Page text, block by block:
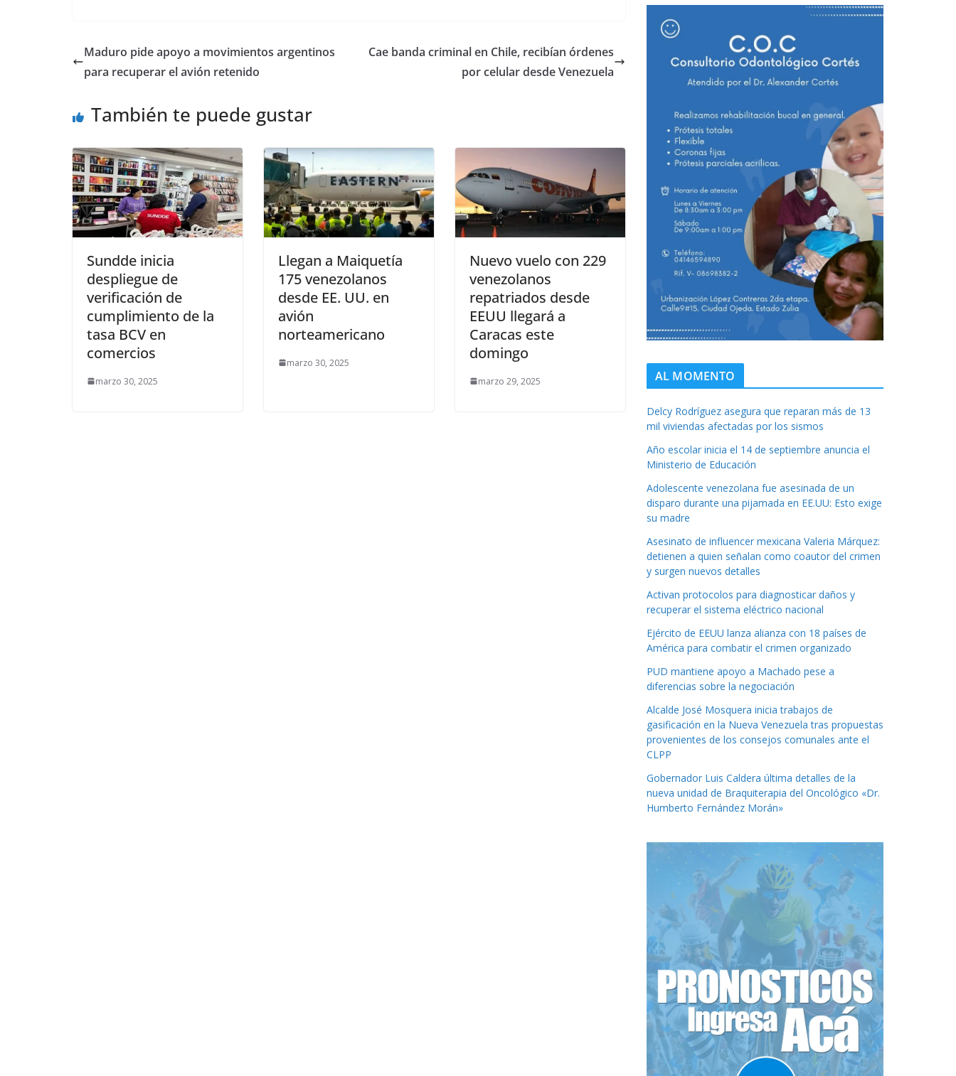
Maduro pide apoyo a movimientos argentinos
para recuperar el avión retenido
Cae banda criminal en Chile, recibían órdenes
por celular desde Venezuela
También te puede gustar
Sundde inicia
despliegue de
verificación de
cumplimiento de la
tasa BCV en
comercios
marzo 30, 2025
Llegan a Maiquetía
175 venezolanos
desde EE. UU. en
avión
norteamericano
marzo 30, 2025
Nuevo vuelo con 229
venezolanos
repatriados desde
EEUU llegará a
Caracas este
domingo
marzo 29, 2025 AL MOMENTO
Delcy Rodríguez asegura que reparan más de 13
mil viviendas afectadas por los sismos
Año escolar inicia el 14 de septiembre anuncia el
Ministerio de Educación
Adolescente venezolana fue asesinada de un
disparo durante una pijamada en EE.UU: Esto exige
su madre
Asesinato de influencer mexicana Valeria Márquez:
detienen a quien señalan como coautor del crimen
y surgen nuevos detalles
Activan protocolos para diagnosticar daños y
recuperar el sistema eléctrico nacional
Ejército de EEUU lanza alianza con 18 países de
América para combatir el crimen organizado
PUD mantiene apoyo a Machado pese a
diferencias sobre la negociación
Alcalde José Mosquera inicia trabajos de
gasificación en la Nueva Venezuela tras propuestas
provenientes de los consejos comunales ante el
CLPP
Gobernador Luis Caldera última detalles de la
nueva unidad de Braquiterapia del Oncológico «Dr.
Humberto Fernández Morán»